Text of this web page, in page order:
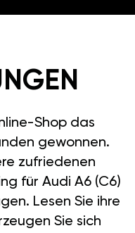
Shop das
gewonnen.
zufriedenen
für Audi A6 (C6)
Lesen Sie ihre
Sie sich